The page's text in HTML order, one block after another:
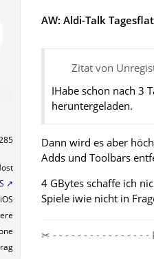
iOS
AW: Aldi-Talk
Zitat von
IHabe schon nach 3
heruntergeladen.
Dann wird es aber
Adds und Toolbars
4 GBytes schaffe ich
Spiele iwie nicht in
✂ - - - - - - - - - - - - - - - -